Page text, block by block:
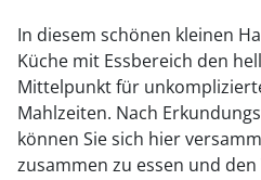
In diesem schönen kleinen
Küche mit Essbereich den
Mittelpunkt für
Mahlzeiten. Nach
können Sie sich hier
zusammen zu essen und den